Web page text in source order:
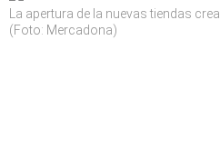
La apertura de la nuevas tiendas
(Foto: Mercadona)